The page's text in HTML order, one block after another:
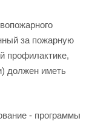
за пожарную
профилактике,
должен иметь
- программы